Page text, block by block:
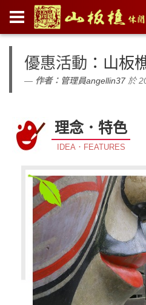
優惠活動 ：山板
作者： 管理員angellin37 於
理念．特色
IDEA．FEATURES